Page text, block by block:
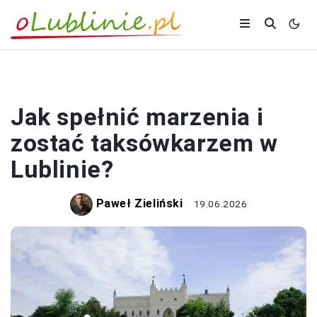
Jak spełnić marzenia i
zostać taksówkarzem w
Lublinie?
Paweł Zieliński 19.06.2026